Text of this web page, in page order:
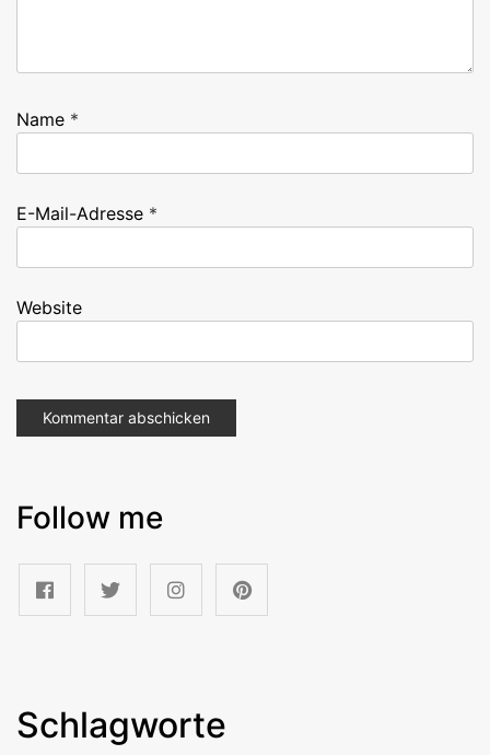
Name *
E-Mail-Adresse *
Website
Follow me
Schlagworte